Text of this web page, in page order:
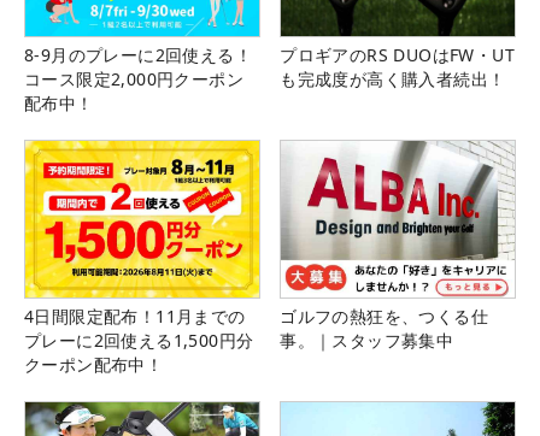
8-9月のプレーに2回使える！
コース限定2,000円クーポン
配布中！
プロギアのRS DUOはFW・UT
も完成度が高く購入者続出！
4日間限定配布！11月までの
プレーに2回使える1,500円分
クーポン配布中！
ゴルフの熱狂を、つくる仕
事。｜スタッフ募集中